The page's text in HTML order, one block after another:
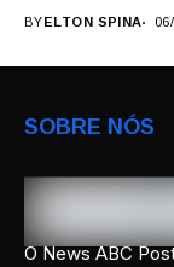
BY ELTON SPINA
SOBRE NÓS
O News ABC